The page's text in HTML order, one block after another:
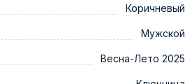
Коричневый
Мужской
Весна-Лето 2025